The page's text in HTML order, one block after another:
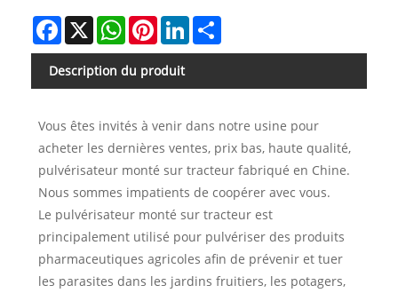
Facebook
X WhatsAppPinterestLinkedIn
Description du produit
Vous êtes invités à venir dans notre usine pour
acheter les dernières ventes, prix bas, haute qualité,
pulvérisateur monté sur tracteur fabriqué en Chine.
Nous sommes impatients de coopérer avec vous.
Le pulvérisateur monté sur tracteur est
principalement utilisé pour pulvériser des produits
pharmaceutiques agricoles afin de prévenir et tuer
les parasites dans les jardins fruitiers, les potagers,